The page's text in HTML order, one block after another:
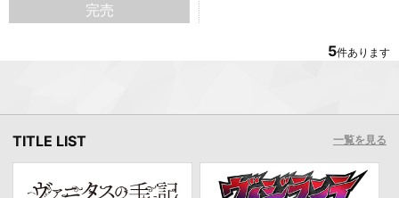
完売
5件あります
TITLE LIST 一覧を見る